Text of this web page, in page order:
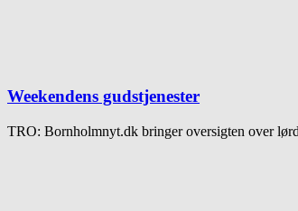
Weekendens gudstjenester
TRO: Bornholmnyt.dk bringer oversigten over